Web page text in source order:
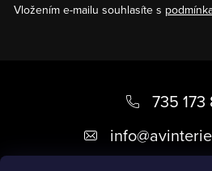
Vložením e-mailu souhlasíte s
a
735 173
info@